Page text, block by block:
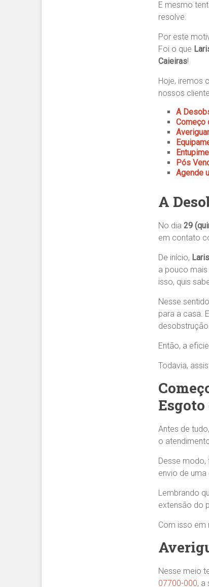
E mesmo
resolve.
Por este
Foi o que
Caieiras!
Hoje, iremos
nossos
A
Começo
Pós
Agende
A
No dia 29
em contato
De início,
a pouco
isso, quis
Nesse
para a casa.
Então, a
Todavia,
Antes de
o
Desse
envio de
Lembrando
extensão do
Com isso
Nesse meio
07700-000, a